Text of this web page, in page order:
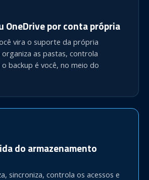
OneDrive por conta própria
vira o suporte da própria
as pastas, controla
backup é você, no meio do
do armazenamento
sincroniza, controla os acessos e